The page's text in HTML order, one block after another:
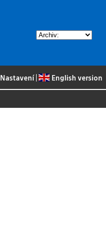
Nastavení| English version